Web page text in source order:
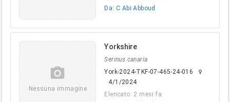
Da: C Abi Abboud
camera_alt
Nessuna immagine
Yorkshire
Serinus canaria
York-2024-TKF-07-465-24-016
female
4/1/2024
Elencato: 2 mesi fa